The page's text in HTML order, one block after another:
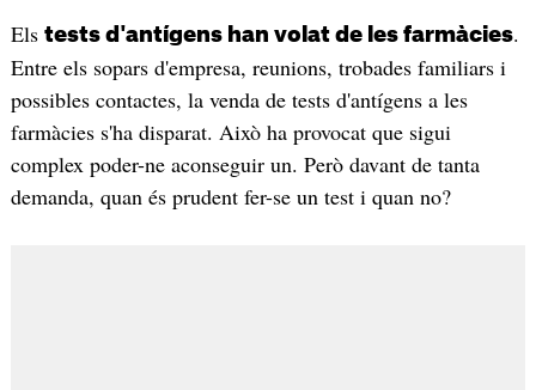
Els tests d'antígens han volat de les farmàcies.
Entre els sopars d'empresa, reunions, trobades familiars i
possibles contactes, la venda de tests d'antígens a les
farmàcies s'ha disparat. Això ha provocat que sigui
complex poder-ne aconseguir un. Però davant de tanta
demanda, quan és prudent fer-se un test i quan no?